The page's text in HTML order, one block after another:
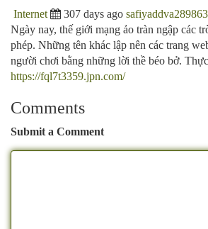
Internet 307 days ago safiyaddva289863
Ngày nay, thế giới mạng ảo tràn ngập các
phép. Những tên khác lập nên các trang
người chơi bằng những lời thề béo bở. Thực
https://fql7t3359.jpn.com/
Comments
Submit a Comment